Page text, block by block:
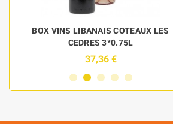
BOX VINS LIBANAIS COTEAUX LES
CEDRES 3*0.75L
37,36 €